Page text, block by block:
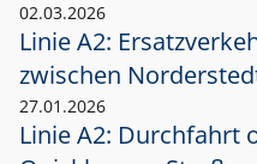
02.03.2026
Linie A2:
zwischen
27.01.2026
Linie A2: Durchfahrt